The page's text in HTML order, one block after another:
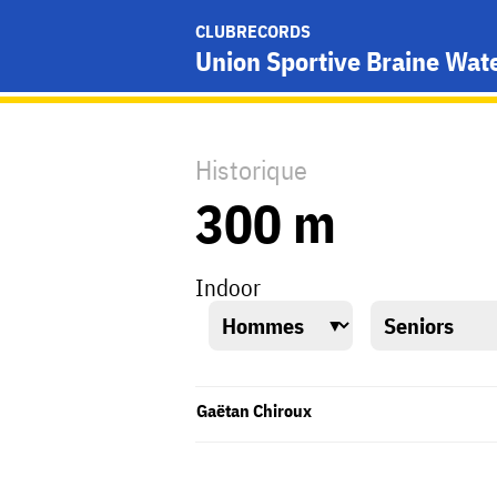
CLUBRECORDS
Union Sportive Braine
Historique
300 m
Indoor
Gaëtan Chiroux